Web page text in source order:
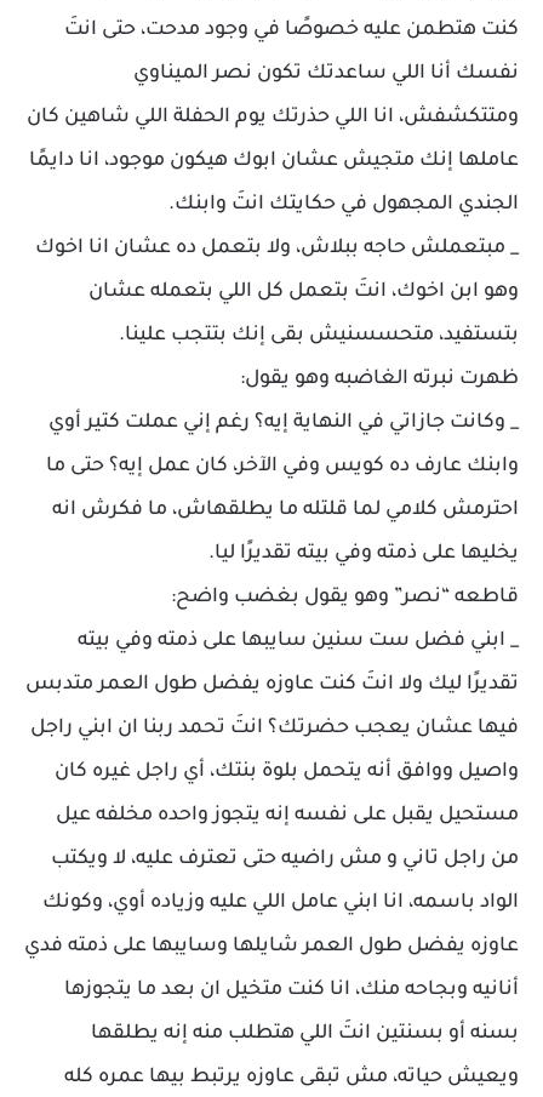
كنت هتطمن عليه خصوصًا في وجود مدحت، حتى انتَ
نفسك أنا اللي ساعدتك تكون نصر الميناوي
ومتتكشفش، انا اللي حذرتك يوم الحفلة اللي شاهين كان
عاملها إنك متجيش عشان ابوك هيكون موجود، انا دايمًا
الجندي المجهول في حكايتك انتَ وابنك.
_ مبتعملش حاجه ببلاش، ولا بتعمل ده عشان انا اخوك
وهو ابن اخوك، انتَ بتعمل كل اللي بتعمله عشان
بتستفيد، متحسسنيش بقى إنك بتتجب علينا.
ظهرت نبرته الغاضبه وهو يقول:
_ وكانت جازاتي في النهاية إيه؟ رغم إني عملت كتير أوي
وابنك عارف ده كويس وفي الآخر، كان عمل إيه؟ حتى ما
احترمش كلامي لما قلتله ما يطلقهاش، ما فكرش انه
يخليها على ذمته وفي بيته تقديرًا ليا.
قاطعه “نصر” وهو يقول بغضب واضح:
_ ابني فضل ست سنين سايبها على ذمته وفي بيته
تقديرًا ليك ولا انتَ كنت عاوزه يفضل طول العمر متدبس
فيها عشان يعجب حضرتك؟ انتَ تحمد ربنا ان ابني راجل
واصيل ووافق أنه يتحمل بلوة بنتك، أي راجل غيره كان
مستحيل يقبل على نفسه إنه يتجوز واحده مخلفه عيل
من راجل تاني و مش راضيه حتى تعترف عليه، لا ويكتب
الواد باسمه، انا ابني عامل اللي عليه وزياده أوي، وكونك
عاوزه يفضل طول العمر شايلها وسايبها على ذمته فدي
أنانيه وبجاحه منك، انا كنت متخيل ان بعد ما يتجوزها
بسنه أو بسنتين انتَ اللي هتطلب منه إنه يطلقها
ويعيش حياته، مش تبقى عاوزه يرتبط بيها عمره كله